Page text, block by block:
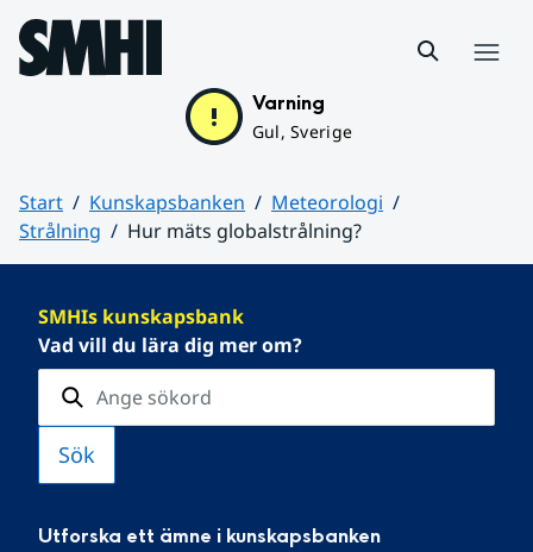
Hoppa till sidans innehåll
Varning
Gul, Sverige
Start Kunskapsbanken
Meteorologi
Strålning
Hur mäts globalstrålning?
SMHIs kunskapsbank
Vad vill du lära dig mer om?
Utforska ett ämne i kunskapsbanken